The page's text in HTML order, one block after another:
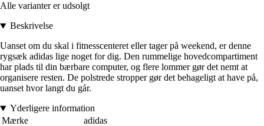
Alle varianter er udsolgt
Beskrivelse
Uanset om du skal i fitnesscenteret eller tager på weekend, er denne
rygsæk adidas lige noget for dig. Den rummelige hovedcompartiment
har plads til din bærbare computer, og flere lommer gør det nemt at
organisere resten. De polstrede stropper gør det behageligt at have på,
uanset hvor langt du går.
Yderligere information
Mærke
adidas